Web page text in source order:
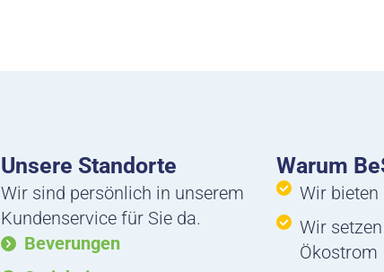
Unsere Standorte
Wir sind persönlich in unserem
Kundenservice für Sie da.
Beverungen
Warum
Wir
Wir
Ökostrom